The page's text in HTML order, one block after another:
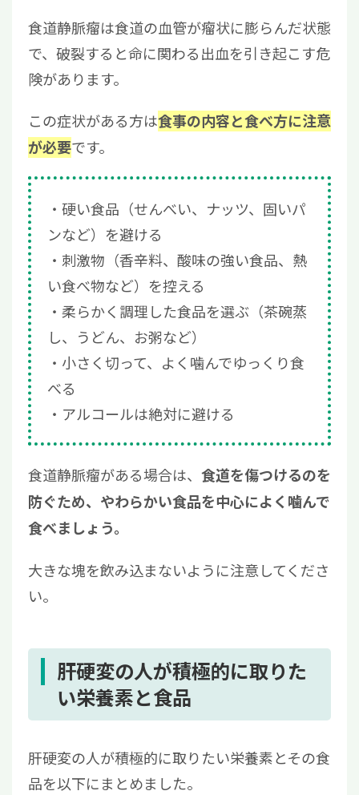
食道静脈瘤は食道の血管が瘤状に膨らんだ状態
で、破裂すると命に関わる出血を引き起こす危
険があります。
この症状がある方は食事の内容と食べ方に注意
が必要です。
硬い食品（せんべい、ナッツ、固いパ
ンなど）を避ける
刺激物（香辛料、酸味の強い食品、熱
い食べ物など）を控える
柔らかく調理した食品を選ぶ（茶碗蒸
し、うどん、お粥など）
小さく切って、よく噛んでゆっくり食
べる
アルコールは絶対に避ける
食道静脈瘤がある場合は、 食道を傷つけるのを
防ぐため、やわらかい食品を中心によく噛んで
食べましょう。
大きな塊を飲み込まないように注意してくださ
い。
肝硬変の人が積極的に取りた
い栄養素と食品
肝硬変の人が積極的に取りたい栄養素とその食
品を以下にまとめました。